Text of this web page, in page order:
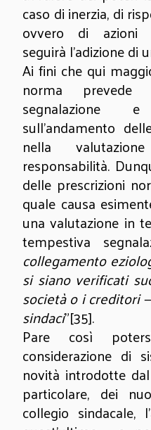
caso di inerzia, di
ovvero di azioni
seguirà l’adizione di
Ai fini che qui
norma
segnalazione
sull’andamento
nella
responsabilità.
delle prescrizioni
quale causa
una valutazione in
tempestiva
collegamento
si siano verificati
società o i creditori
sindaci”[35].
Pare così
considerazione di
novità introdotte
particolare, dei
collegio sindacale,